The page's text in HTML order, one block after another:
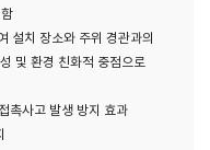
설치 장소와 주위 경관과의
및 환경 친화적 중점으로
촉사고 발생 방지 효과